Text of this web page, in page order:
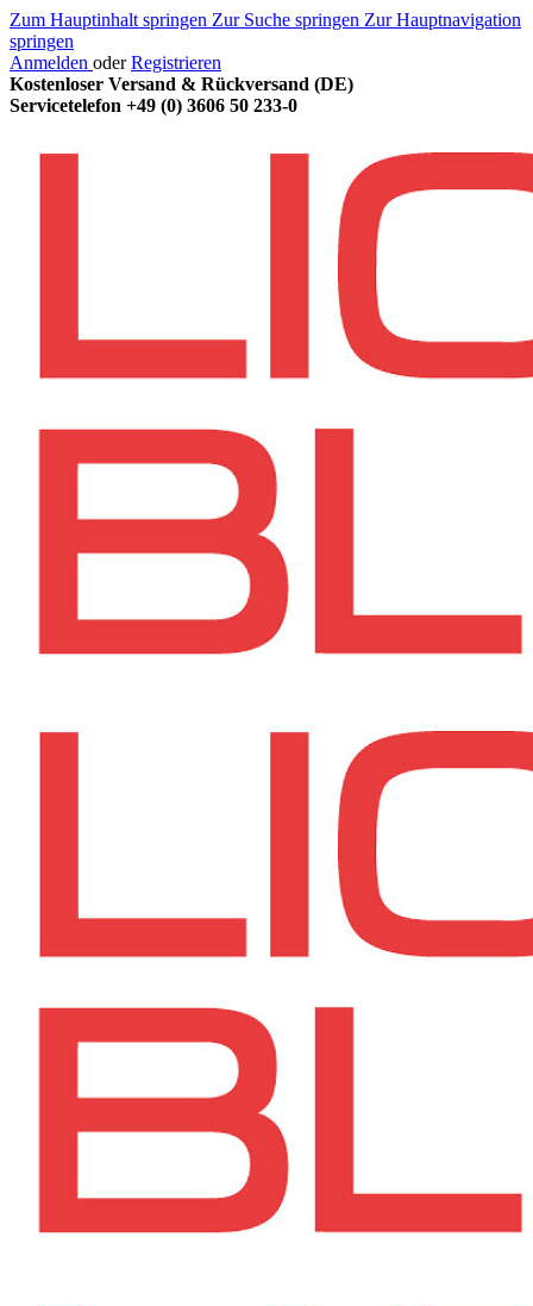
Zum Hauptinhalt springen Zur Suche springen Zur Hauptnavigation
springen
Anmelden oder Registrieren
Kostenloser Versand & Rückversand (DE)
Servicetelefon +49 (0) 3606 50 233-0